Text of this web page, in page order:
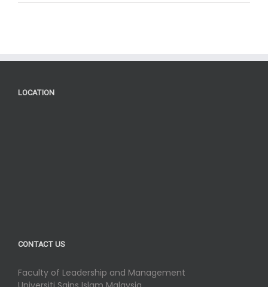
LOCATION
CONTACT US
Faculty of Leadership and Management